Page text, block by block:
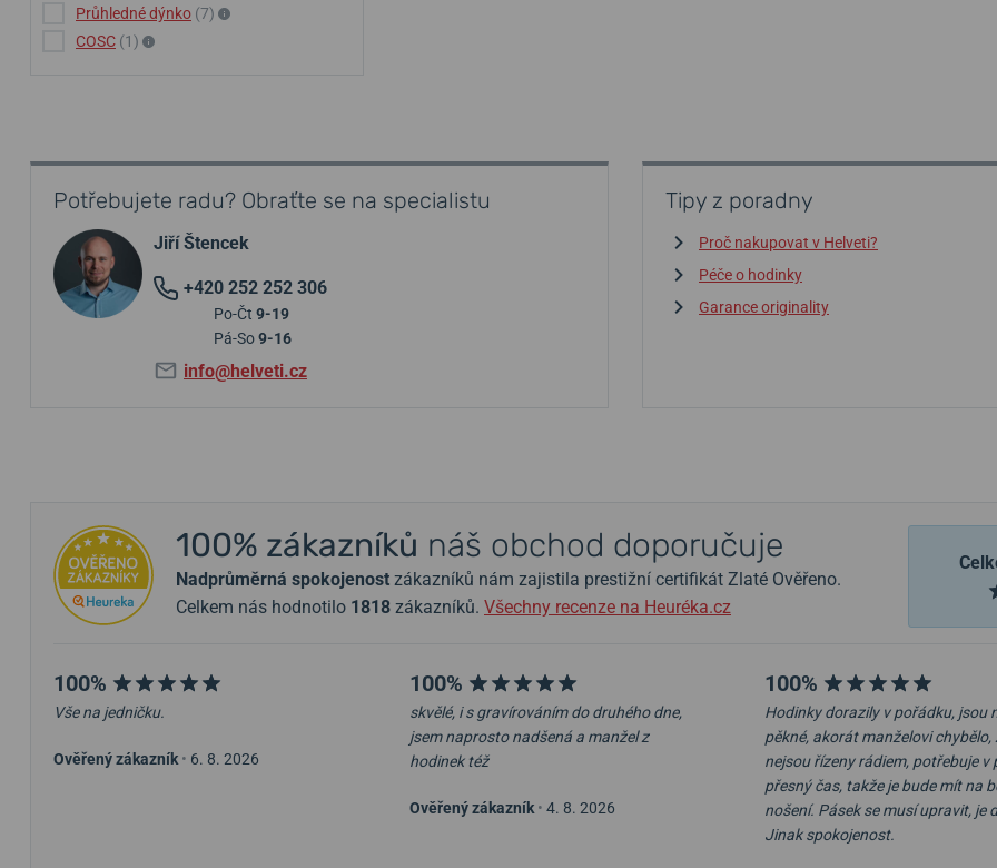
Průhledné dýnko (7)
COSC (1)
Potřebujete radu? Obraťte se na specialistu
Jiří Štencek
+420 252 252 306
Po-Čt 9-19
Pá-So9-16
info@helveti.cz
Tipy z poradny
Proč nakupovat v Helveti?
Péče o hodinky
Garance originality
100% zákazníků náš obchod doporučuje
Nadprůměrná spokojenost zákazníků nám zajistila prestižní certifikát Zlaté Ověřeno.
Celkem nás hodnotilo 1818 zákazníků. Všechny recenze na Heuréka.cz
100%
Vše na jedničku.
Ověřený zákazník • 6. 8. 2026
100%
skvělé, i s gravírováním do druhého dne,
jsem naprosto nadšená a manžel z
hodinek též
Ověřený zákazník • 4. 8. 2026
100%
Hodinky dorazily v pořádku, jsou
pěkné, akorát manželovi chybělo,
nejsou řízeny rádiem, potřebuje v
přesný čas, takže je bude mít na
nošení. Pásek se musí upravit, je
Jinak spokojenost.